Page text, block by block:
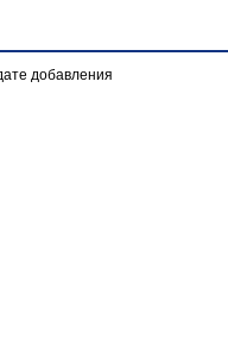
добавления